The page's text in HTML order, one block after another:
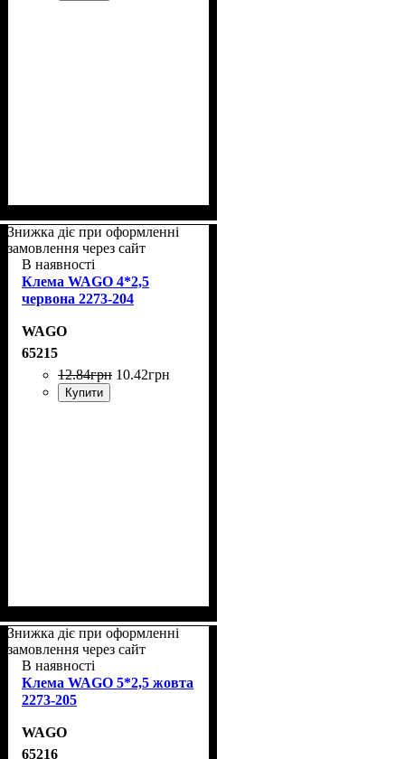
Знижка діє при оформленні
замовлення через сайт
В наявності
Клема WAGO 4*2,5
червона 2273-204
WAGO
65215
12.84грн 10.42грн
Купити
Знижка діє при оформленні
замовлення через сайт
В наявності
Клема WAGO 5*2,5 жовта
2273-205
WAGO
65216